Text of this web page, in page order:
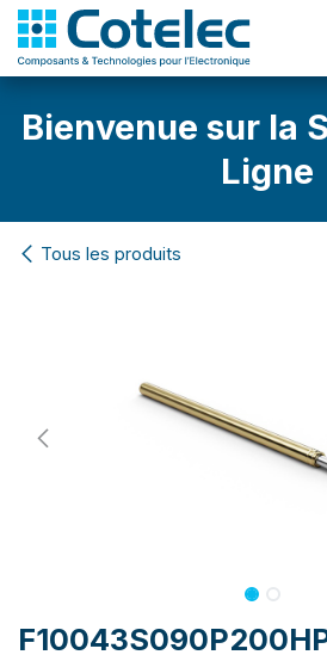
Bienvenue sur la
Ligne
Tous les produits